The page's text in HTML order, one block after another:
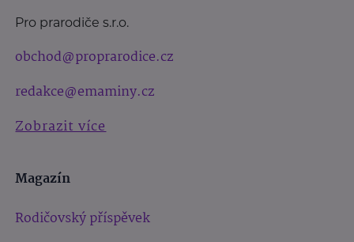
Pro prarodiče s.r.o.
obchod@proprarodice.cz
redakce@emaminy.cz
Zobrazit více
Magazín
Rodičovský příspěvek